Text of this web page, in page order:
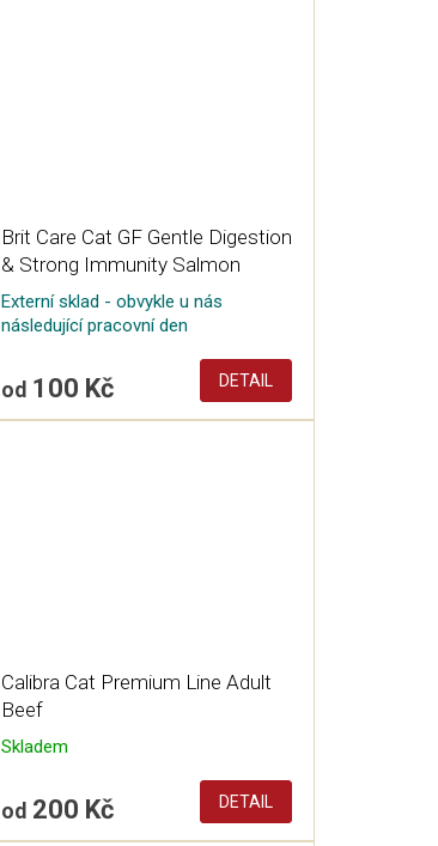
Brit Care Cat GF Gentle Digestion
& Strong Immunity Salmon
Externí sklad - obvykle u nás
následující pracovní den
od100 Kč DETAIL
Calibra Cat Premium Line Adult
Beef
Skladem
od200 Kč DETAIL